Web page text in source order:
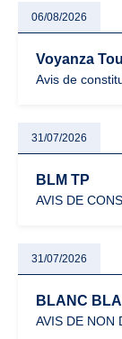
06/08/2026
Voyanza
Avis de
31/07/2026
BLM TP
AVIS DE
31/07/2026
BLANC
AVIS DE NON